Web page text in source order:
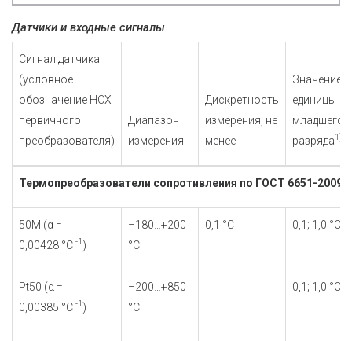
Датчики и входные сигналы
Сигнал датчика
(условное
обозначение НСХ
первичного
преобразователя)
Диапазон
измерения
Дискретность
измерения, не
менее
Значение
единицы
младшего
разряда1)
Термопреобразователи сопротивления по ГОСТ 6651-2009
50М (α =
0,00428 °С -1 )
–180…+200
°С
0,1 °С 0,1; 1,0 °С
Pt50 (α =
0,00385 °С -1 )
–200…+850
°С
0,1; 1,0 °С